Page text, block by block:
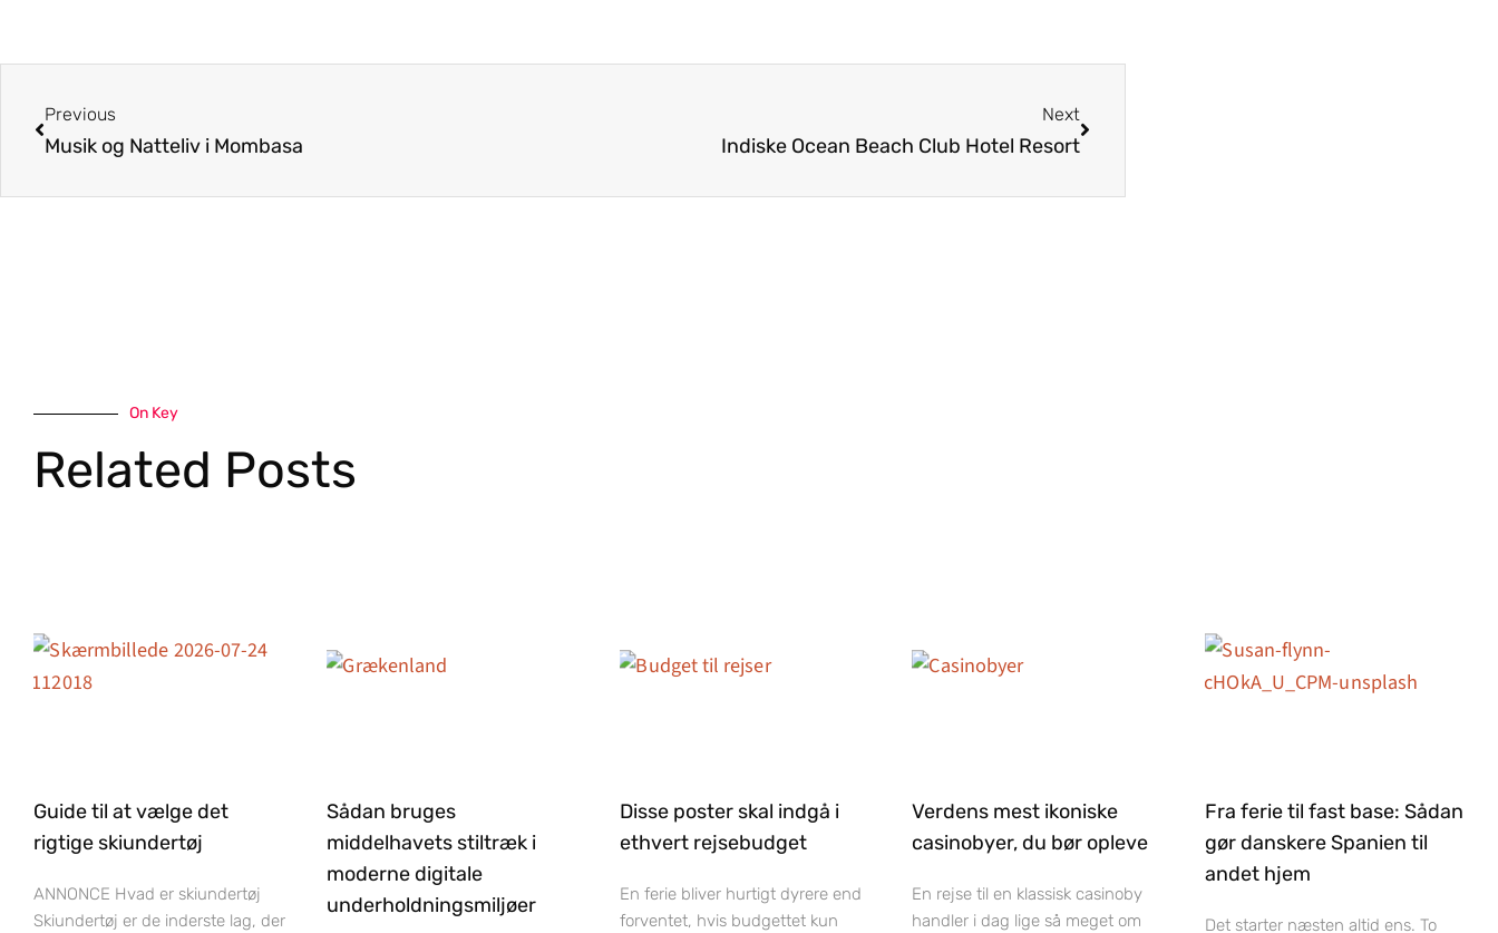
Previous
Musik og Natteliv i Mombasa
Next
Indiske Ocean Beach Club Hotel Resort
On Key
Related Posts
Guide til at vælge det
rigtige skiundertøj
ANNONCE Hvad er skiundertøj
Skiundertøj er de inderste lag, der
Sådan bruges
middelhavets stiltræk i
moderne digitale
underholdningsmiljøer
Disse poster skal indgå i
ethvert rejsebudget
En ferie bliver hurtigt dyrere end
forventet, hvis budgettet kun
Verdens mest ikoniske
casinobyer, du bør opleve
En rejse til en klassisk casinoby
handler i dag lige så meget om
Fra ferie til fast base: Sådan
gør danskere Spanien til
andet hjem
Det starter næsten altid ens. To